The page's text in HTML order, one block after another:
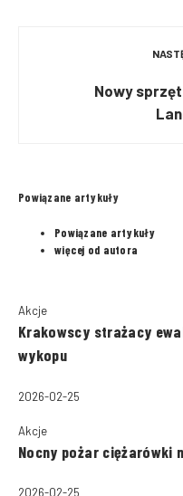
Nowy sprzęt
Powiązane artykuły
Powiązane artykuły
więcej od autora
Akcje
Krakowscy strażacy
wykopu
2026-02-25
Akcje
Nocny pożar ciężarówki
2026-02-25